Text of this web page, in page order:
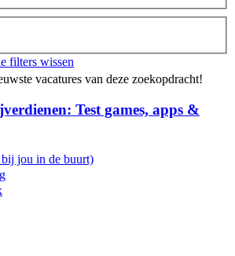
filters wissen
vacatures van deze zoekopdracht!
Test games, apps &
jou in de buurt)